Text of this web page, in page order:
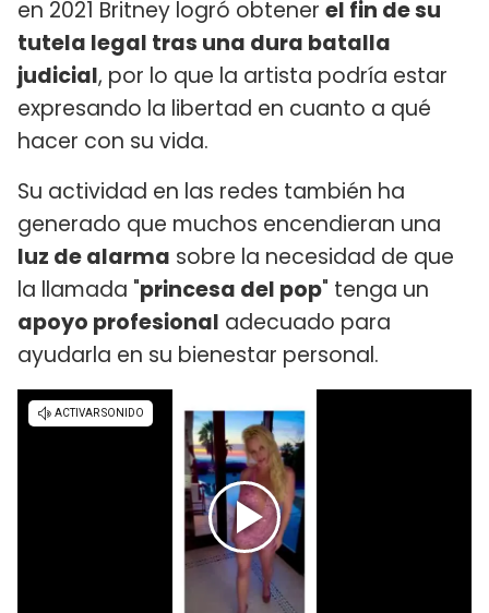
en 2021 Britney logró obtener el fin de su
tutela legal tras una dura batalla
judicial, por lo que la artista podría estar
expresando la libertad en cuanto a qué
hacer con su vida.
Su actividad en las redes también ha
generado que muchos encendieran una
luz de alarma sobre la necesidad de que
la llamada "princesa del pop" tenga un
apoyo profesional adecuado para
ayudarla en su bienestar personal.